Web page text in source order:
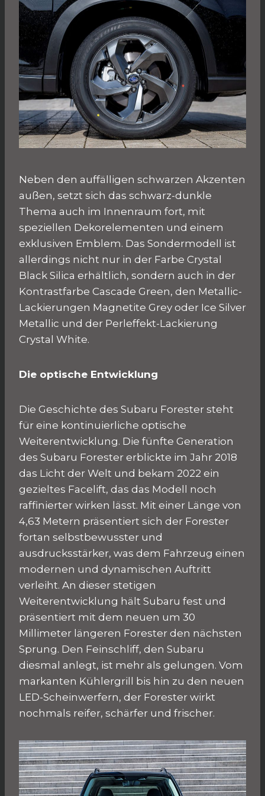
Neben den auffälligen schwarzen Akzenten
außen, setzt sich das schwarz-dunkle
Thema auch im Innenraum fort, mit
speziellen Dekorelementen und einem
exklusiven Emblem. Das Sondermodell ist
allerdings nicht nur in der Farbe Crystal
Black Silica erhältlich, sondern auch in der
Kontrastfarbe Cascade Green, den Metallic-
Lackierungen Magnetite Grey oder Ice Silver
Metallic und der Perleffekt-Lackierung
Crystal White.
Die optische Entwicklung
Die Geschichte des Subaru Forester steht
für eine kontinuierliche optische
Weiterentwicklung. Die fünfte Generation
des Subaru Forester erblickte im Jahr 2018
das Licht der Welt und bekam 2022 ein
gezieltes Facelift, das das Modell noch
raffinierter wirken lässt. Mit einer Länge von
4,63 Metern präsentiert sich der Forester
fortan selbstbewusster und
ausdrucksstärker, was dem Fahrzeug einen
modernen und dynamischen Auftritt
verleiht. An dieser stetigen
Weiterentwicklung hält Subaru fest und
präsentiert mit dem neuen um 30
Millimeter längeren Forester den nächsten
Sprung. Den Feinschliff, den Subaru
diesmal anlegt, ist mehr als gelungen. Vom
markanten Kühlergrill bis hin zu den neuen
LED-Scheinwerfern, der Forester wirkt
nochmals reifer, schärfer und frischer.